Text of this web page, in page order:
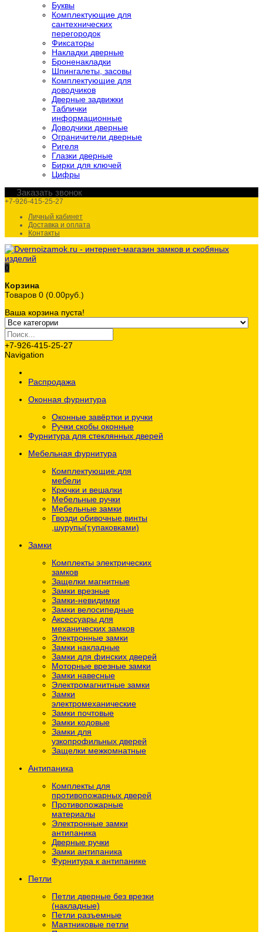
Буквы
Комплектующие для
сантехнических
перегородок
Фиксаторы
Накладки дверные
Броненакладки
Шпингалеты, засовы
Комплектующие для
доводчиков
Дверные задвижки
Таблички
информационные
Доводчики дверные
Ограничители дверные
Ригеля
Глазки дверные
Бирки для ключей
Цифры
Заказать звонок
+7-926-415-25-27
Личный кабинет
Доставка и оплата
Контакты
0
Корзина
Товаров 0 (0.00руб.)
Ваша корзина пуста!
+7-926-415-25-27
Navigation
Распродажа
Оконная фурнитура
Оконные завёртки и ручки
Ручки скобы оконные
Фурнитура для стеклянных дверей
Мебельная фурнитура
Комплектующие для
мебели
Крючки и вешалки
Мебельные ручки
Мебельные замки
Гвозди обивочные,винты
,шурупы(т.упаковками)
Замки
Комплекты электрических
замков
Защелки магнитные
Замки врезные
Замки-невидимки
Замки велосипедные
Аксессуары для
механических замков
Электронные замки
Замки накладные
Замки для финских дверей
Моторные врезные замки
Замки навесные
Электромагнитные замки
Замки
электромеханические
Замки почтовые
Замки кодовые
Замки для
узкопрофильных дверей
Защелки межкомнатные
Антипаника
Комплекты для
противопожарных дверей
Противопожарные
материалы
Электронные замки
антипаника
Дверные ручки
Замки антипаника
Фурнитура к антипанике
Петли
Петли дверные без врезки
(накладные)
Петли разъемные
Маятниковые петли